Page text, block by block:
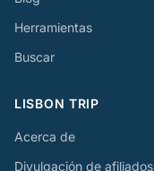
Herramientas
Buscar
LISBON TRIP
Acerca de
Divulgación de afiliados